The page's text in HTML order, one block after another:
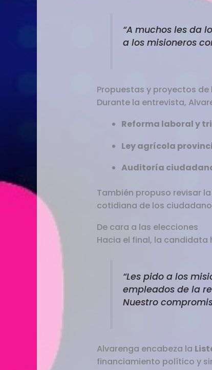
“A muchos les da
a los misioneros
Propuestas y proyectos de
Durante la entrevista,
Reforma laboral y
Ley agrícola
Auditoría
También propuso revisar
cotidiana de los
De cara a las elecciones
Hacia el final, la candidata
“Les pido a los
empleados de la
Nuestro
Alvarenga encabeza la
financiamiento político y